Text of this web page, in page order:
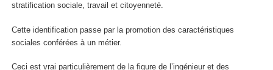
stratification sociale, travail et citoyenneté.
Cette identification passe par la promotion des caractéristiques
sociales conférées à un métier.
Ceci est vrai particulièrement de la figure de l’ingénieur et des